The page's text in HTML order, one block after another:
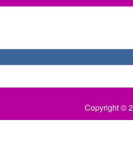
Copyright ©